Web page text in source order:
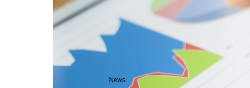
News